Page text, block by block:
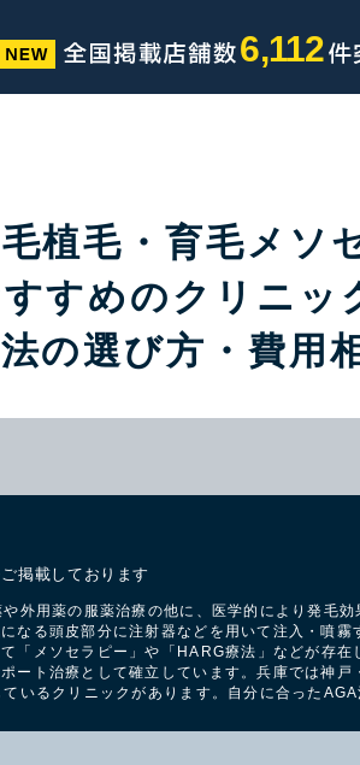
6,112
植毛・育毛メソ
すめのクリニッ
の選び方・費用
掲載しております
外用薬の服薬治療の他に、医学的により発毛
なる頭皮部分に注射器などを用いて注入・噴霧
「メソセラピー」や「HARG療法」などが存在
ート治療として確立しています。兵庫では神戸
いるクリニックがあります。 自分に合った